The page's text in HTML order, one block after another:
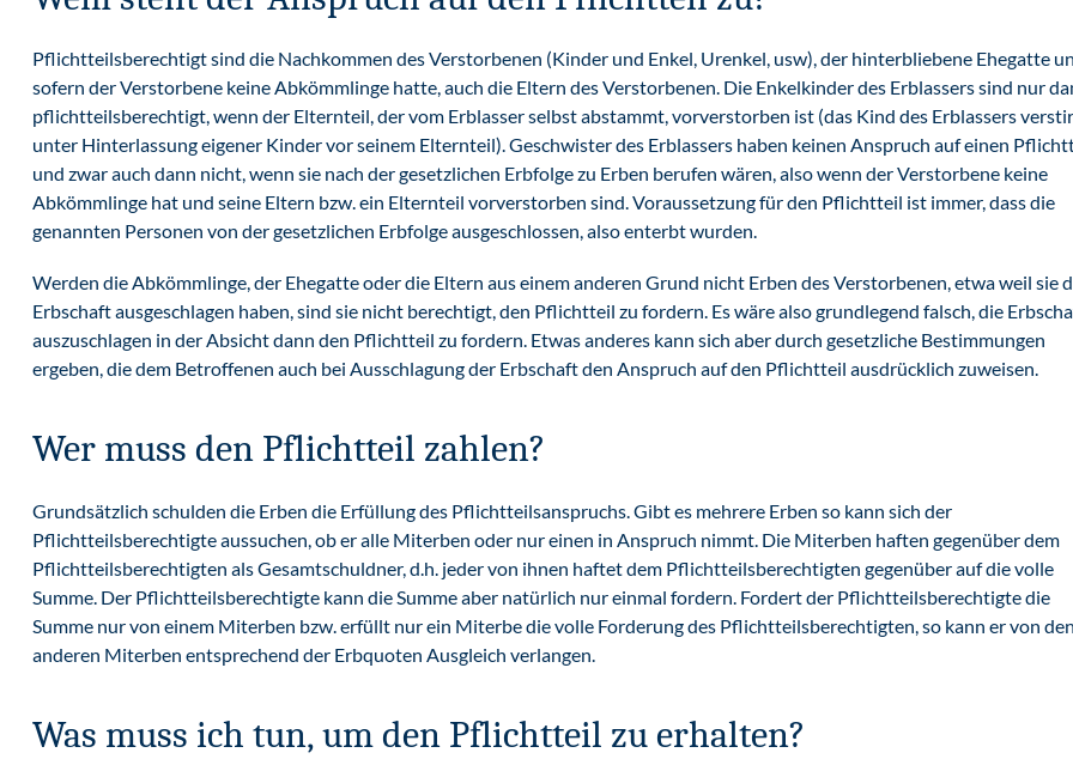
Pflichtteilsberechtigt sind die Nachkommen des Verstorbenen (Kinder und Enkel, Urenkel, usw), der hinterbliebene Ehegatte
sofern der Verstorbene keine Abkömmlinge hatte, auch die Eltern des Verstorbenen. Die Enkelkinder des Erblassers sind nur
pflichtteilsberechtigt, wenn der Elternteil, der vom Erblasser selbst abstammt, vorverstorben ist (das Kind des Erblassers
unter Hinterlassung eigener Kinder vor seinem Elternteil). Geschwister des Erblassers haben keinen Anspruch auf einen
und zwar auch dann nicht, wenn sie nach der gesetzlichen Erbfolge zu Erben berufen wären, also wenn der Verstorbene keine
Abkömmlinge hat und seine Eltern bzw. ein Elternteil vorverstorben sind. Voraussetzung für den Pflichtteil ist immer, dass die
genannten Personen von der gesetzlichen Erbfolge ausgeschlossen, also enterbt wurden.
Werden die Abkömmlinge, der Ehegatte oder die Eltern aus einem anderen Grund nicht Erben des Verstorbenen, etwa weil sie
Erbschaft ausgeschlagen haben, sind sie nicht berechtigt, den Pflichtteil zu fordern. Es wäre also grundlegend falsch, die
auszuschlagen in der Absicht dann den Pflichtteil zu fordern. Etwas anderes kann sich aber durch gesetzliche Bestimmungen
ergeben, die dem Betroffenen auch bei Ausschlagung der Erbschaft den Anspruch auf den Pflichtteil ausdrücklich zuweisen.
Wer muss den Pflichtteil zahlen?
Grundsätzlich schulden die Erben die Erfüllung des Pflichtteilsanspruchs. Gibt es mehrere Erben so kann sich der
Pflichtteilsberechtigte aussuchen, ob er alle Miterben oder nur einen in Anspruch nimmt. Die Miterben haften gegenüber dem
Pflichtteilsberechtigten als Gesamtschuldner, d.h. jeder von ihnen haftet dem Pflichtteilsberechtigten gegenüber auf die volle
Summe. Der Pflichtteilsberechtigte kann die Summe aber natürlich nur einmal fordern. Fordert der Pflichtteilsberechtigte die
Summe nur von einem Miterben bzw. erfüllt nur ein Miterbe die volle Forderung des Pflichtteilsberechtigten, so kann er von den
anderen Miterben entsprechend der Erbquoten Ausgleich verlangen.
Was muss ich tun, um den Pflichtteil zu erhalten?